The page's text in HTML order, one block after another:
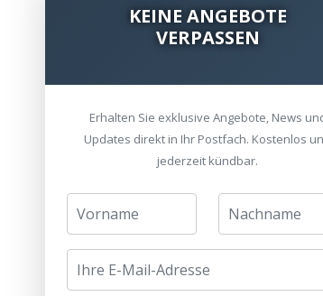
Wir
ZUBEHÖR
KEINE ANGEBOTE
VERPASSEN
Erhalten Sie exklusive Angebote, News
Updates direkt in Ihr Postfach. Kostenlos
jederzeit kündbar.